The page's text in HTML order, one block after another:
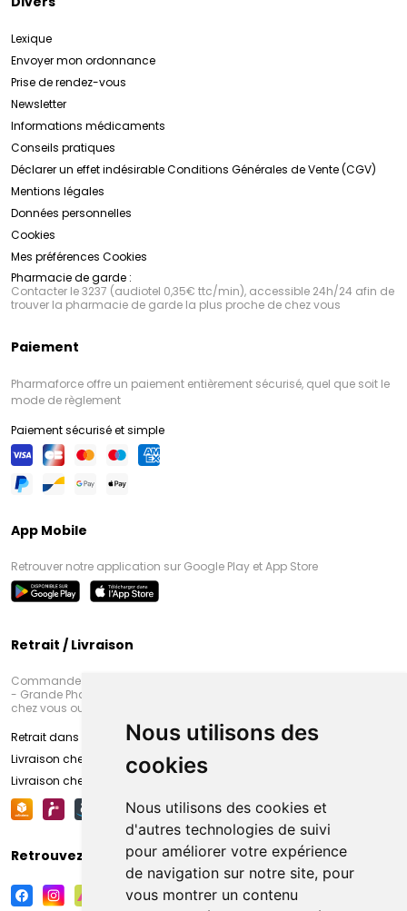
Nous utilisons des
cookies
Nous utilisons des cookies et
d'autres technologies de suivi
pour améliorer votre expérience
de navigation sur notre site, pour
vous montrer un contenu
Lexique
Envoyer mon ordonnance
Prise de rendez-vous
Newsletter
Informations médicaments
Conseils pratiques
Déclarer un effet indésirableConditions Générales de Vente (CGV)
Mentions légales
Données personnelles
Cookies
Mes préférences Cookies
Pharmacie de garde :
Contacter le 3237 (audiotel 0,35€ ttc/min), accessible 24h/24 afin de
trouver la pharmacie de garde la plus proche de chez vous
Paiement
Pharmaforce offre un paiement entièrement sécurisé, quel que soit le
mode de règlement
Paiement sécurisé et simple
App Mobile
Retrouver notre application sur Google Play et App Store
Retrait / Livraison
Commandez en ligne et venez chercher votre commande à Amiens
- Grande Pharmacie d’Amiens (Fachon) ou recevez-là rapidement
chez vous ou en point retrait
Retrait dans la pharmacie d’Amiens
Livraison chez vous
Livraison chez votre commerçant
Retrouvez-nous sur vos réseaux sociaux